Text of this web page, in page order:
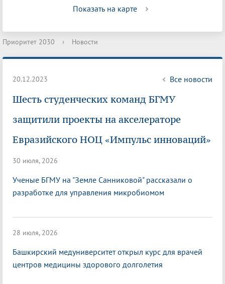
Показать на карте
Приоритет 2030 › Новости
20.12.2023 Все новости
Шесть студенческих команд БГМУ
защитили проекты на акселераторе
Евразийского НОЦ «Импульс инноваций»
30 июля, 2026
Ученые БГМУ на "Земле Санниковой" рассказали о
разработке для управления микробиомом
28 июля, 2026
Башкирский медуниверситет открыл курс для врачей
центров медицины здорового долголетия